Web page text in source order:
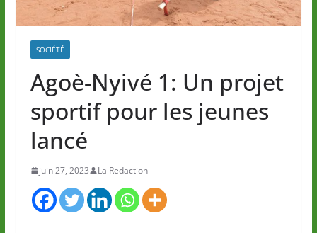
SOCIÉTÉ
Agoè-Nyivé 1: Un projet
sportif pour les jeunes
lancé
juin 27, 2023 La Redaction